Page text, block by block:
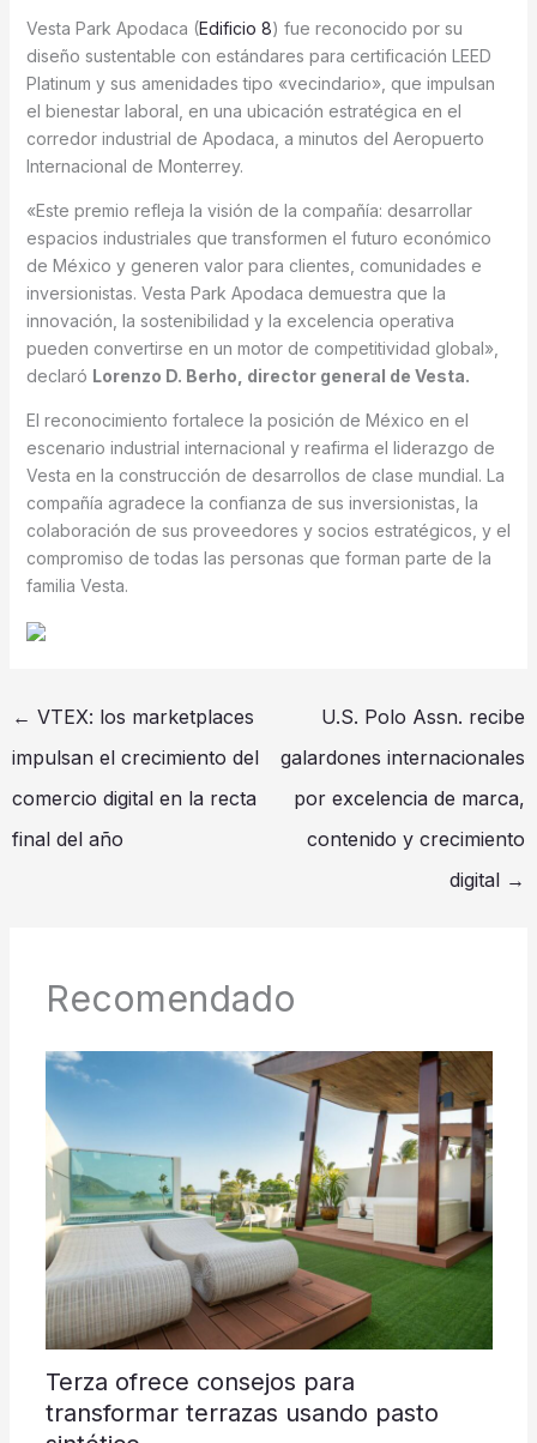
Vesta Park Apodaca (Edificio 8) fue reconocido por su
diseño sustentable con estándares para certificación LEED
Platinum y sus amenidades tipo «vecindario», que impulsan
el bienestar laboral, en una ubicación estratégica en el
corredor industrial de Apodaca, a minutos del Aeropuerto
Internacional de Monterrey.
«Este premio refleja la visión de la compañía: desarrollar
espacios industriales que transformen el futuro económico
de México y generen valor para clientes, comunidades e
inversionistas. Vesta Park Apodaca demuestra que la
innovación, la sostenibilidad y la excelencia operativa
pueden convertirse en un motor de competitividad global»,
declaró Lorenzo D. Berho, director general de Vesta.
El reconocimiento fortalece la posición de México en el
escenario industrial internacional y reafirma el liderazgo de
Vesta en la construcción de desarrollos de clase mundial. La
compañía agradece la confianza de sus inversionistas, la
colaboración de sus proveedores y socios estratégicos, y el
compromiso de todas las personas que forman parte de la
familia Vesta.
← VTEX: los marketplaces
impulsan el crecimiento del
comercio digital en la recta
final del año
U.S. Polo Assn. recibe
galardones internacionales
por excelencia de marca,
contenido y crecimiento
digital →
Recomendado
Terza ofrece consejos para
transformar terrazas usando pasto